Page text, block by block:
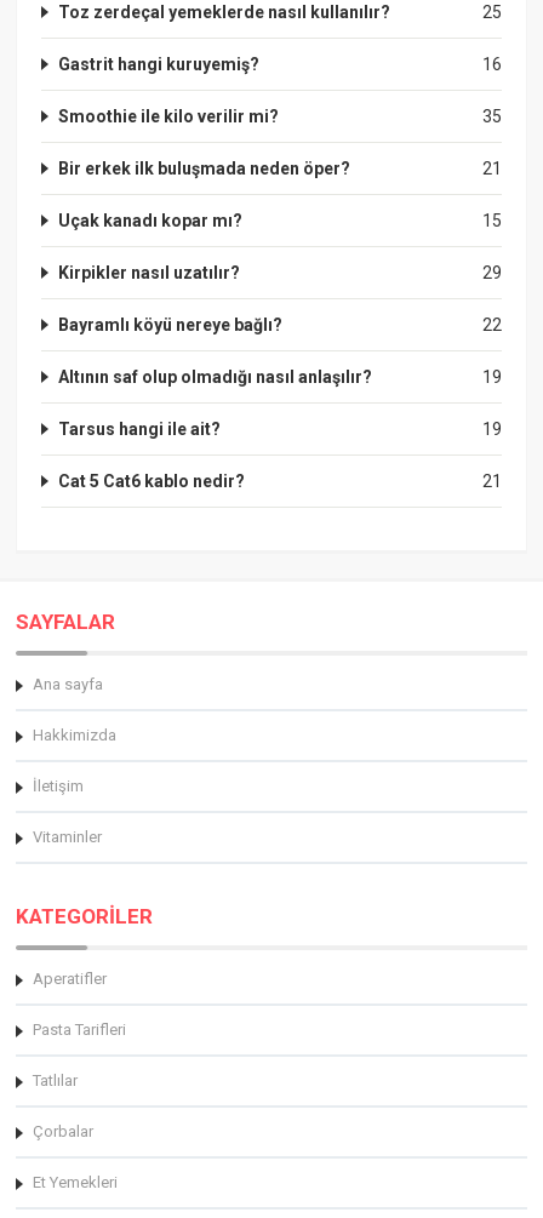
25
Toz zerdeçal yemeklerde nasıl kullanılır?
16
Gastrit hangi kuruyemiş?
35
Smoothie ile kilo verilir mi?
21
Bir erkek ilk buluşmada neden öper?
15
Uçak kanadı kopar mı?
29
Kirpikler nasıl uzatılır?
22
Bayramlı köyü nereye bağlı?
19
Altının saf olup olmadığı nasıl anlaşılır?
19
Tarsus hangi ile ait?
21
Cat 5 Cat6 kablo nedir?
SAYFALAR
Ana sayfa
Hakkimizda
İletişim
Vitaminler
KATEGORİLER
Aperatifler
Pasta Tarifleri
Tatlılar
Çorbalar
Et Yemekleri